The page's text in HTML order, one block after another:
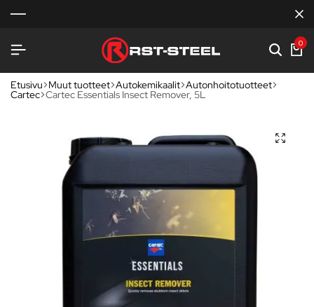
0
Etusivu Muut tuotteet Autokemikaalit Autonhoitotuotteet
Cartec Cartec Essentials Insect Remover, 5L